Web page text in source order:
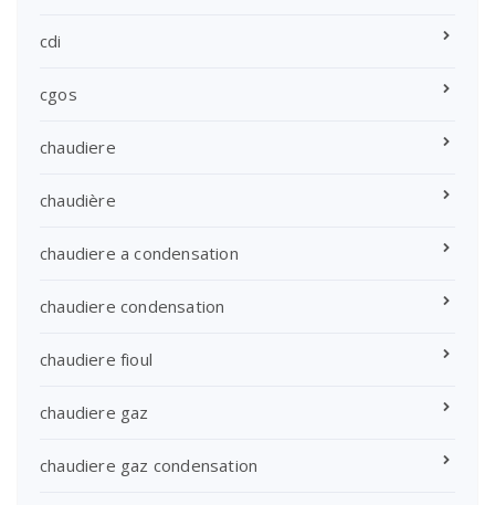
cdi
cgos
chaudiere
chaudière
chaudiere a condensation
chaudiere condensation
chaudiere fioul
chaudiere gaz
chaudiere gaz condensation